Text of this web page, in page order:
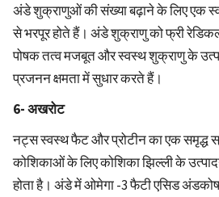
अंडे शुक्राणुओं की संख्या बढ़ाने के लिए एक
से भरपूर होते हैं। अंडे शुक्राणु को फ्री
पोषक तत्व मजबूत और स्वस्थ शुक्राणु के
प्रजनन क्षमता में सुधार करते हैं।
6- अखरोट
नट्स स्वस्थ फैट और प्रोटीन का एक समृद्ध
कोशिकाओं के लिए कोशिका झिल्ली के
होता है। अंडे में ओमेगा -3 फैटी एसिड